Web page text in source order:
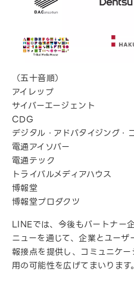
（五十音順）
アイレップ
サイバーエージェント
CDG
デジタル・アドバタイジング・
電通アイソバー
電通テック
トライバルメディアハウス
博報堂
博報堂プロダクツ
LINEでは、今後もパートナー
ニューを通じて、企業とユー
報接点を提供し、コミュニケ
用の可能性を広げてまいります。